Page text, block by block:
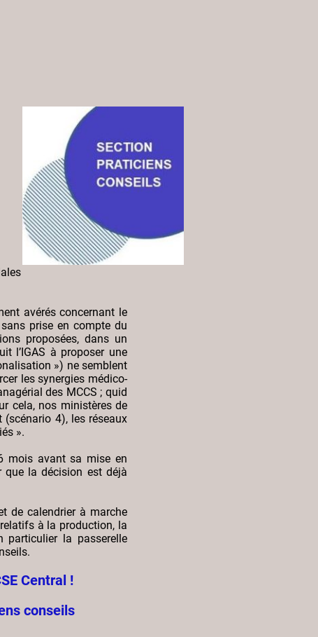
avérés concernant le
prise en compte du
proposées, dans un
l’IGAS à proposer une
») ne semblent
les synergies médico-
des MCCS ; quid
cela, nos ministères de
4), les réseaux
».
mois avant sa mise en
la décision est déjà
de calendrier à marche
à la production, la
particulier la passerelle
Central !
conseils